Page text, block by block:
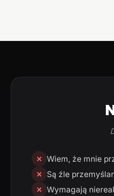
✕ Wiem, że mnie
✕ Są źle
✕ Wymagają